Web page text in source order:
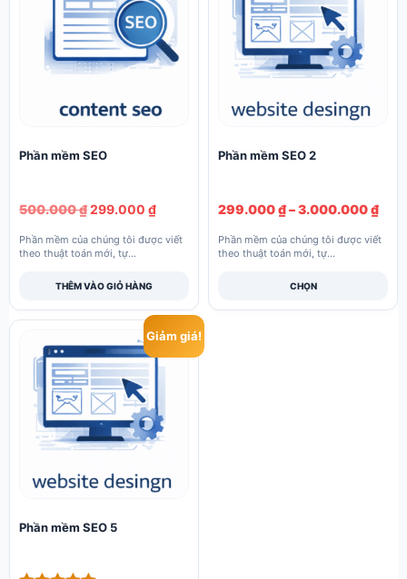
Phần mềm SEO
500.000₫Giá
là:
299.000 ₫Giá
tại
Phần mềm của chúng tôi được viết
theo thuật toán mới, tự...
THÊM VÀO GIỎ HÀNG
Phần mềm SEO 2
299.000₫–3.000.000₫
từ
Phần mềm của chúng tôi được viết
theo thuật toán mới, tự...
CHỌN
này
có
nhiều
biến
thể.
tùy
thể
được
chọn
trang
Giảm giá!
Phần mềm SEO 5
phẩm
này
có
nhiều
biến
thể.
tùy